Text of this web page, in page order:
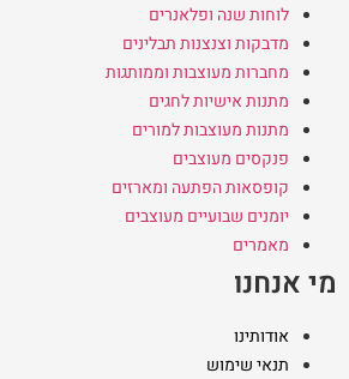
לוחות שנה ופלאנרים
מדבקות וצנצנות תבלינים
מחברות מעוצבות וממותגות
מתנות אישיות לחגים
מתנות מעוצבות למורים
פנקסים מעוצבים
קופסאות הפתעה ומארזים
יומנים שבועיים מעוצבים
מאמרים
מי אנחנו
אודותינו
תנאי שימוש